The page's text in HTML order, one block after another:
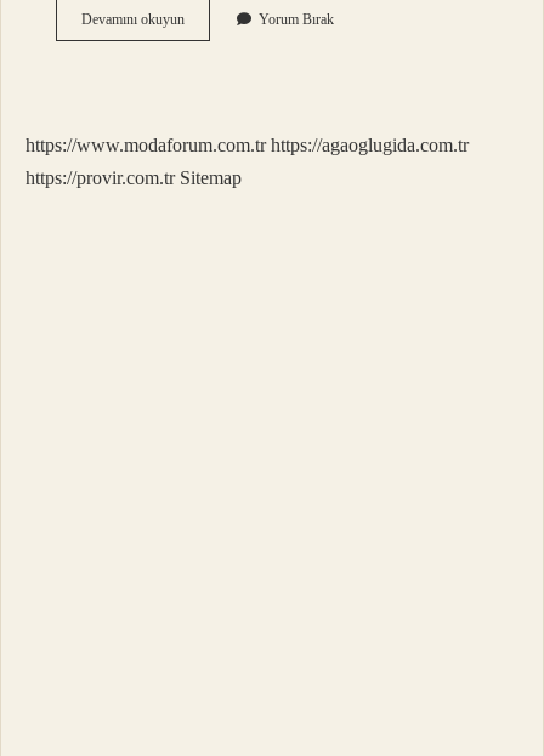
Devamını okuyunZati
Sıfat
Yorum Bırak
https://www.modaforum.com.tr https://agaoglugida.com.tr
https://provir.com.tr Sitemap